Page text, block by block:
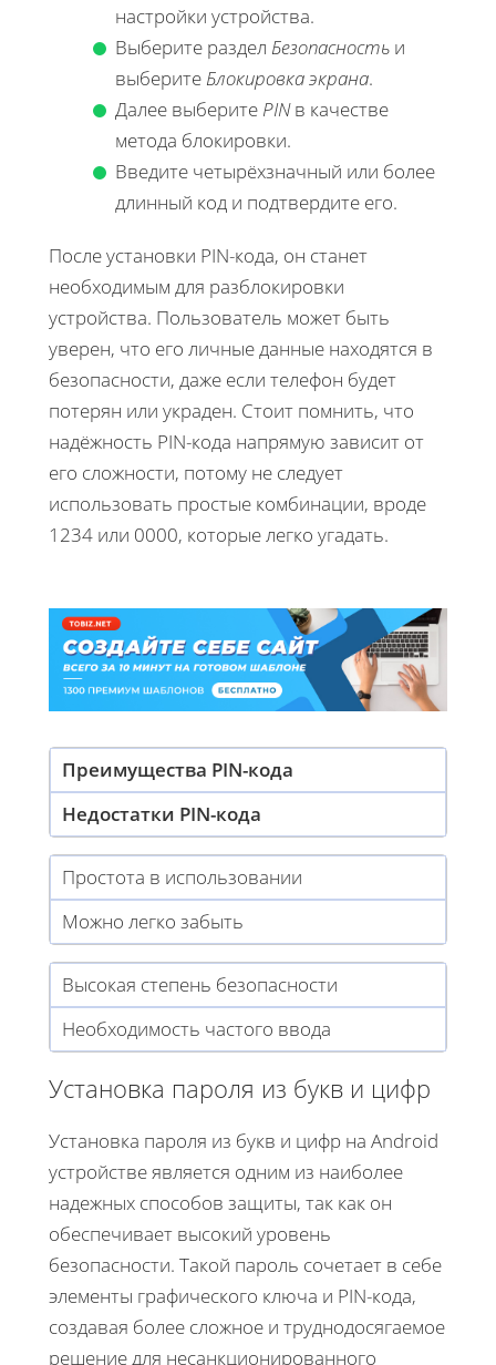
настройки устройства.
Выберите раздел Безопасность и
выберите Блокировка экрана.
Далее выберите PINв качестве
метода блокировки.
Введите четырёхзначный или более
длинный код и подтвердите его.
После установки PIN-кода, он станет
необходимым для разблокировки
устройства. Пользователь может быть
уверен, что его личные данные находятся в
безопасности, даже если телефон будет
потерян или украден. Стоит помнить, что
надёжность PIN-кода напрямую зависит от
его сложности, потому не следует
использовать простые комбинации, вроде
1234 или 0000, которые легко угадать.
Преимущества PIN-кода
Недостатки PIN-кода
Простота в использовании
Можно легко забыть
Высокая степень безопасности
Необходимость частого ввода
Установка пароля из букв и цифр
Установка пароля из букв и цифр на Android
устройстве является одним из наиболее
надежных способов защиты, так как он
обеспечивает высокий уровень
безопасности. Такой пароль сочетает в себе
элементы графического ключа и PIN-кода,
создавая более сложное и труднодосягаемое
решение для несанкционированного